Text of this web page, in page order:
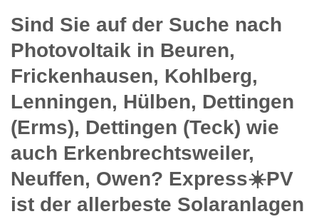
Sind Sie auf der Suche nach
Photovoltaik in Beuren,
Frickenhausen, Kohlberg,
Lenningen, Hülben, Dettingen
(Erms), Dettingen (Teck) wie
auch Erkenbrechtsweiler,
Neuffen, Owen? Express☀️PV️
ist der allerbeste Solaranlagen